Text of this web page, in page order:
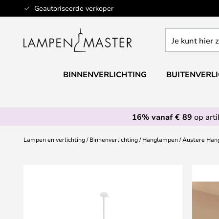
Geautoriseerde verkoper
Ga
naar
inhoud
kunt
zoeken
webwinkel
BINNENVERLICHTING
16% vanaf € 89 op
Lampen en verlichting Binnenverlichting Hanglampen Austere